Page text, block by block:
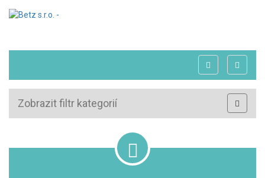
Zobrazit filtr kategorií